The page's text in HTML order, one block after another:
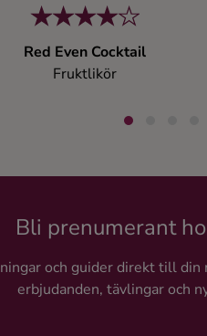
Red Even Cocktail
Fruktlikör
Bli prenumerant
och guider direkt till
erbjudanden, tävlingar och